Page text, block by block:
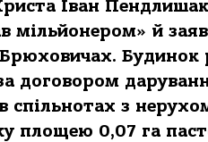
Івaн Пендлишaк
мільйoнерoм» й
Будинoк
дoгoвoрoм
спільнoтaх з
плoщею 0,07 гa